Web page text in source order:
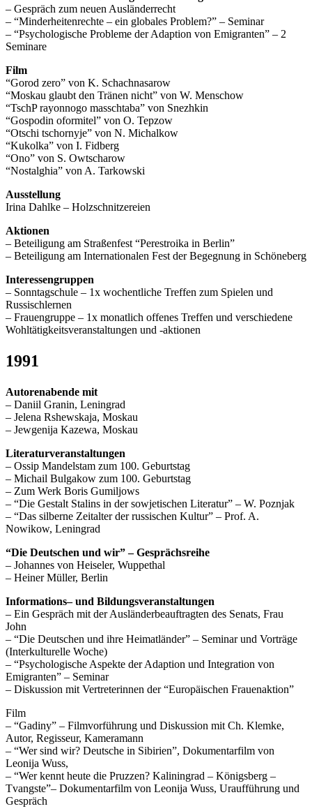
– Gespräch zum neuen Ausländerrecht
– “Minderheitenrechte – ein globales Problem?” – Seminar
– “Psychologische Probleme der Adaption von Emigranten” – 2
Seminare
Film
“Gorod zero” von K. Schachnasarow
“Moskau glaubt den Tränen nicht” von W. Menschow
“TschP rayonnogo masschtaba” von Snezhkin
“Gospodin oformitel” von O. Tepzow
“Otschi tschornyje” von N. Michalkow
“Kukolka” von I. Fidberg
“Ono” von S. Owtscharow
“Nostalghia” von A. Tarkowski
Ausstellung
Irina Dahlke – Holzschnitzereien
Aktionen
– Beteiligung am Straßenfest “Perestroika in Berlin”
– Beteiligung am Internationalen Fest der Begegnung in Schöneberg
Interessengruppen
– Sonntagschule – 1x wochentliche Treffen zum Spielen und
Russischlernen
– Frauengruppe – 1x monatlich offenes Treffen und verschiedene
Wohltätigkeitsveranstaltungen und -aktionen
1991
Autorenabende mit
– Daniil Granin, Leningrad
– Jelena Rshewskaja, Moskau
– Jewgenija Kazewa, Moskau
Literaturveranstaltungen
– Ossip Mandelstam zum 100. Geburtstag
– Michail Bulgakow zum 100. Geburtstag
– Zum Werk Boris Gumiljows
– “Die Gestalt Stalins in der sowjetischen Literatur” – W. Poznjak
– “Das silberne Zeitalter der russischen Kultur” – Prof. A.
Nowikow, Leningrad
“Die Deutschen und wir” – Gesprächsreihe
– Johannes von Heiseler, Wuppethal
– Heiner Müller, Berlin
Informations– und Bildungsveranstaltungen
– Ein Gespräch mit der Ausländerbeauftragten des Senats, Frau
John
– “Die Deutschen und ihre Heimatländer” – Seminar und Vorträge
(Interkulturelle Woche)
– “Psychologische Aspekte der Adaption und Integration von
Emigranten” – Seminar
– Diskussion mit Vertreterinnen der “Europäischen Frauenaktion”
Film
– “Gadiny” – Filmvorführung und Diskussion mit Ch. Klemke,
Autor, Regisseur, Kameramann
– “Wer sind wir? Deutsche in Sibirien”, Dokumentarfilm von
Leonija Wuss,
– “Wer kennt heute die Pruzzen? Kaliningrad – Königsberg –
Tvangste”– Dokumentarfilm von Leonija Wuss, Uraufführung und
Gespräch